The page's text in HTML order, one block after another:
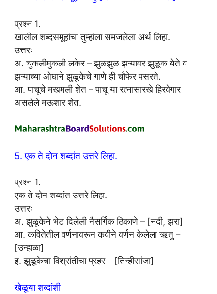
प्रश्न 1.
खालील शब्दसमूहांचा तुम्हांला समजलेला अर्थ लिहा.
उत्तरः
अ. चुकलीमुकली लकेर – झुळझुळ झऱ्यावर झुळूक येते व
झऱ्याच्या ओघाने झुळूकेचे गाणे ही चौफेर पसरते.
आ. पाचूचे मखमली शेत – पाचू या रत्नासारखे हिरवेगार
असलेले मऊशार शेत.
5. एक ते दोन शब्दांत उत्तरे लिहा.
प्रश्न 1.
एक ते दोन शब्दांत उत्तरे लिहा.
उत्तरः
अ. झुळूकेने भेट दिलेली नैसर्गिक ठिकाणे – [नदी, झरा]
आ. कवितेतील वर्णनावरून कवीने वर्णन केलेला ऋतु –
[उन्हाळा]
इ. झुळूकेचा विश्रांतीचा प्रहर – [तिन्हीसांजा]
खेळूया शब्दांशी